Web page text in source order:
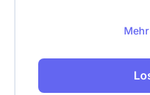
15.000 Nachrichten